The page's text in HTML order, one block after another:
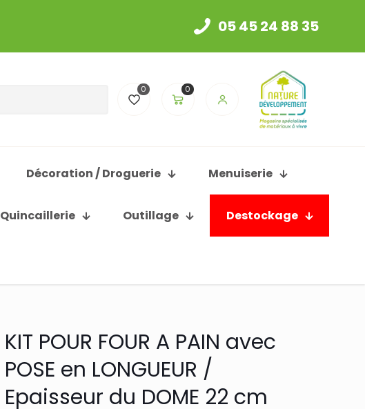
05 45 24 88 35
0 0
Décoration / Droguerie Menuiserie
Quincaillerie Outillage Destockage
KIT POUR FOUR A PAIN avec
POSE en LONGUEUR /
Epaisseur du DOME 22 cm